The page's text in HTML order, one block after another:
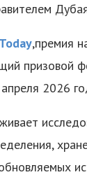
,премия
призовой
2026